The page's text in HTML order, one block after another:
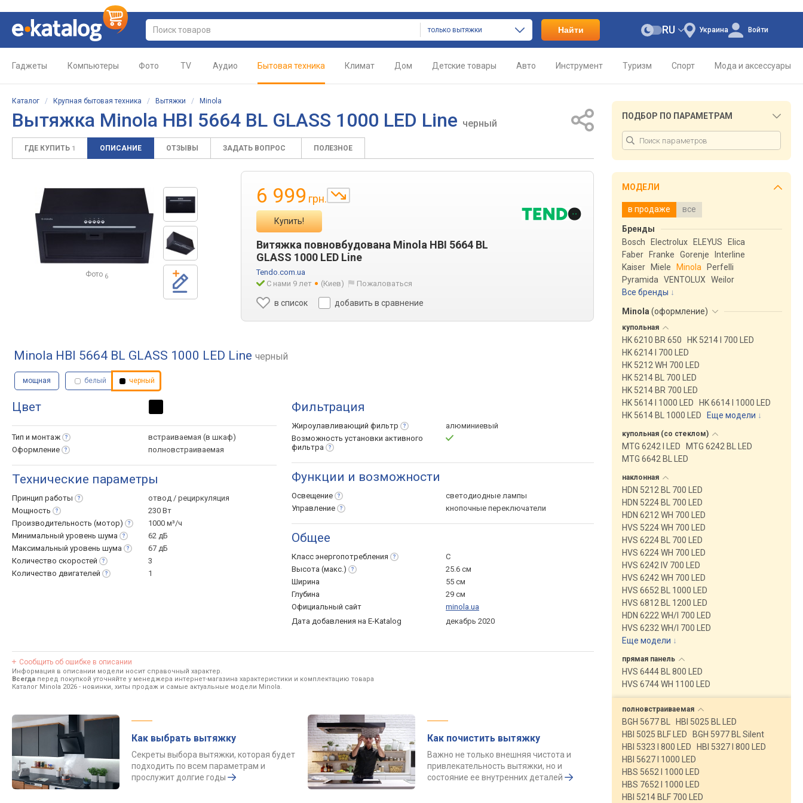
только вытяжки Найти Украина
RU Войти
Гаджеты Компьютеры Фото TV Аудио Бытовая техника Климат Дом Детские товары Авто Инструмент Туризм Спорт Мода и аксессуары
Каталог / Крупная бытовая техника / Вытяжки / Minola
Вытяжка Minola HBI 5664 BL GLASS 1000 LED Line черный
ГДЕ КУПИТЬ 1 ОПИСАНИЕ ОТЗЫВЫ ЗАДАТЬ ВОПРОС ПОЛЕЗНОЕ
Фото 6
6 999 грн.
Купить!
Витяжка повновбудована Minola HBI 5664 BL
GLASS 1000 LED Line
Tendo.com.ua
С нами 9 лет
(Киев) Пожаловаться
в список добавить в сравнение
Minola HBI 5664 BL GLASS 1000 LED Line черный
мощная белый черный
Цвет
Тип и монтаж
встраиваемая (в шкаф)
Оформление
полновстраиваемая
Технические параметры
Принцип работы
отвод / рециркуляция
Мощность
230 Вт
Производительность (мотор)
1000 м³/ч
Минимальный уровень шума
62 дБ
Максимальный уровень шума
67 дБ
Количество скоростей
3
Количество двигателей 1
Фильтрация
Жироулавливающий фильтр
алюминиевый
Возможность установки активного
фильтра
Функции и возможности
Освещение
светодиодные лампы
Управление
кнопочные переключатели
Общее
Класс энергопотребления
C
Высота (макс.)
25.6 см
Ширина
55 см
Глубина
29 см
Официальный сайт
minola.ua
Дата добавления на E-Katalog
декабрь 2020
Сообщить об ошибке в описании
Информация в описании модели носит справочный характер.
Всегда перед покупкой уточняйте у менеджера интернет-магазина характеристики и комплектацию товара
Каталог Minola 2026 - новинки, хиты продаж и самые актуальные модели Minola.
Как выбрать вытяжку
Секреты выбора вытяжки, которая будет
подходить по всем параметрам и
прослужит долгие годы
Как почистить вытяжку
Важно не только внешняя чистота и
привлекательность вытяжки, но и
состояние ее внутренних деталей
ПОДБОР ПО ПАРАМЕТРАМ
МОДЕЛИ
в продаже все
Бренды
Bosch
Electrolux ELEYUS
Elica
Faber
Franke Gorenje
Interline
Kaiser
Miele Minola
Perfelli
Pyramida
VENTOLUX
Weilor
Все бренды
Minola (оформление)
купольная
HK 6210 BR 650
HK 5214 I 700 LED
HK 6214 I 700 LED
HK 5212 WH 700 LED
HK 5214 BL 700 LED
HK 5214 BR 700 LED
HK 5614 I 1000 LED
HK 6614 I 1000 LED
HK 5614 BL 1000 LED
Еще модели ↓
купольная (со стеклом)
MTG 6242 I LED
MTG 6242 BL LED
MTG 6642 BL LED
наклонная
HDN 5212 BL 700 LED
HDN 5224 BL 700 LED
HDN 6212 WH 700 LED
HVS 5224 WH 700 LED
HVS 6224 BL 700 LED
HVS 6224 WH 700 LED
HVS 6242 IV 700 LED
HVS 6242 WH 700 LED
HVS 6652 BL 1000 LED
HVS 6812 BL 1200 LED
HDN 6222 WH/I 700 LED
HVS 6232 WH/I 700 LED
Еще модели ↓
прямая панель
HVS 6444 BL 800 LED
HVS 6744 WH 1100 LED
полновстраиваемая
BGH 5677 BL
HBI 5025 BL LED
HBI 5025 BLF LED
BGH 5977 BL Silent
HBI 5323 I 800 LED
HBI 5327 I 800 LED
HBI 5627 I 1000 LED
HBS 5652 I 1000 LED
HBS 7652 I 1000 LED
HBI 5214 BLF 700 LED